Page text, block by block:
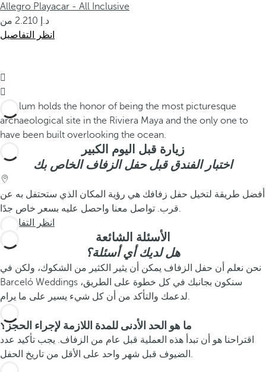
Allegro Playacar - All Inclusive
من 2.210
انظر التفاصيل


زيارة قبل اليوم الكبير
اختبار الفندق قبل حفل الزفاف الخاص بك
أفضل طريقة لتخيل حفل زفافك هي رؤية المكان الذي ستحتفل به عن
قرب. تواصل معنا واحصل عليه بسعر خاص جدًا.
انظر التفاصيل
الأسئلة الشائعة
هل لديك أي أسئلة؟
نحن نعلم أن حفل الزفاف يمكن أن يثير الكثير من الشكوك، ولكن في
Barceló Weddings سنكون بجانبك في كل خطوة على الطريق،
لدعمك والتأكد من أن كل شيء يسير على ما يرام.
ما هو الحد الأدنى للمدة اللازمة لإجراء الحجز؟
اقتراحنا هو أن تبدأ هذه العملية قبل عام من الزفاف. يجب تأكيد عدد
الضيوف قبل شهر واحد على الأقل من تاريخ الحفل.